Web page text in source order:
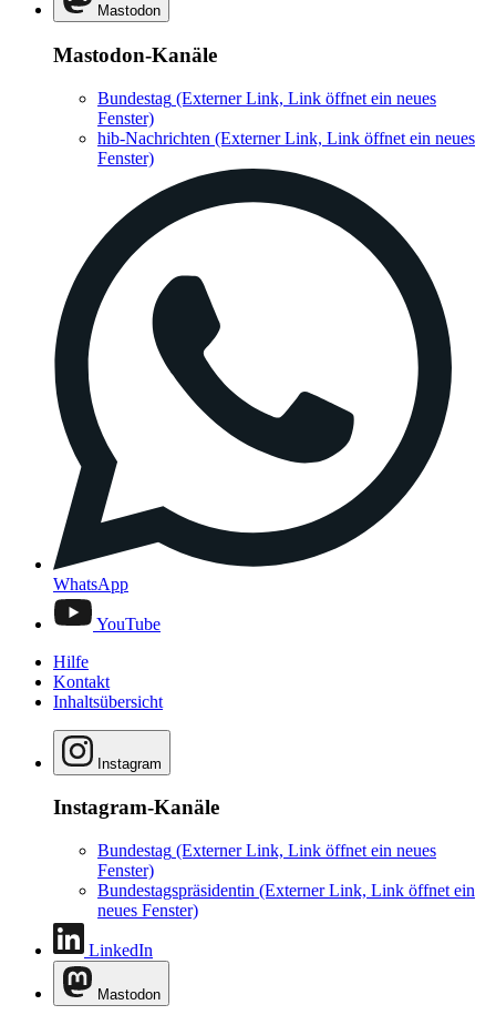
Mastodon
Mastodon-Kanäle
Bundestag (Externer Link, Link öffnet ein neues
Fenster)
hib-Nachrichten (Externer Link, Link öffnet ein neues
Fenster)
WhatsApp
YouTube
Hilfe
Kontakt
Inhaltsübersicht
Instagram
Instagram-Kanäle
Bundestag (Externer Link, Link öffnet ein neues
Fenster)
Bundestagspräsidentin (Externer Link, Link öffnet ein
neues Fenster)
LinkedIn
Mastodon